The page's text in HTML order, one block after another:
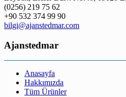
(0256) 219 75 62
+90 532 374 99 90
bilgi@ajanstedmar.com
Ajanstedmar
Anasayfa
Hakkımızda
Tüm Ürünler